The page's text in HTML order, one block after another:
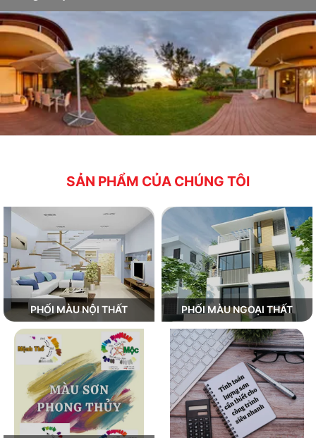
SẢN PHẨM CỦA CHÚNG TÔI
PHỐI MÀU NỘI THẤT PHỐI MÀU NGOẠI THẤT